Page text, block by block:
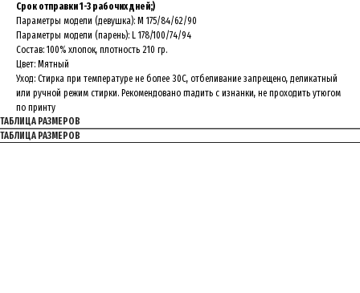
Срок отправки 1-3 рабочих дней;)
Параметры модели (девушка): M 175/84/62/90
Параметры модели (парень): L 178/100/74/94
Состав: 100% хлопок, плотность 210 гр.
Цвет: Мятный
Уход: Стирка при температуре не более 30C, отбеливание запрещено, деликатный
или ручной режим стирки. Рекомендовано гладить с изнанки, не проходить утюгом
по принту
ТАБЛИЦА РАЗМЕРОВ
ТАБЛИЦА РАЗМЕРОВ